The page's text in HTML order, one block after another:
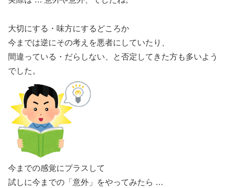
大切にする・味方にするどころか
今までは逆にその考えを悪者にしていたり、
間違っている・だらしない、と否定してきた方も多いよう
でした。
今までの感覚にプラスして
試しに今までの「意外」をやってみたら …